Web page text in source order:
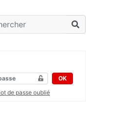
OK
de passe oublié